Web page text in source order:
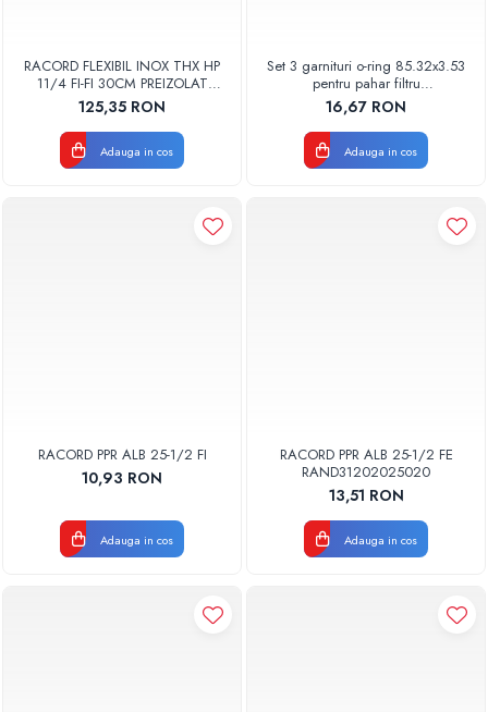
RACORD FLEXIBIL INOX THX HP
11/4 FI-FI 30CM PREIZOLAT
PENTRU POMPA DE CALDURA -
THX
125,35 RON
Adauga in cos
Set 3 garnituri o-ring 85.32x3.53
pentru pahar filtru
AQUA06030000000
16,67 RON
Adauga in cos
RACORD PPR ALB 25-1/2 FI
10,93 RON
Adauga in cos
RACORD PPR ALB 25-1/2 FE
RAND31202025020
13,51 RON
Adauga in cos